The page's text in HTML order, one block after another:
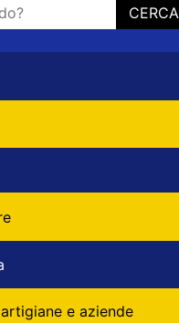
CERCA
e aziende